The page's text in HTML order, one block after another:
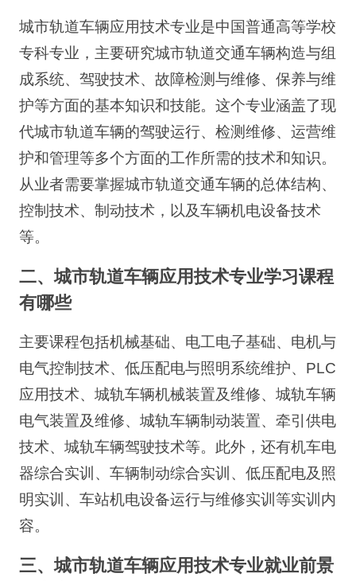
城市轨道车辆应用技术专业是中国普通高等学校
专科专业，主要研究城市轨道交通车辆构造与组
成系统、驾驶技术、故障检测与维修、保养与维
护等方面的基本知识和技能。这个专业涵盖了现
代城市轨道车辆的驾驶运行、检测维修、运营维
护和管理等多个方面的工作所需的技术和知识。
从业者需要掌握城市轨道交通车辆的总体结构、
控制技术、制动技术，以及车辆机电设备技术
等。
二、城市轨道车辆应用技术专业学习课程
有哪些
主要课程包括机械基础、电工电子基础、电机与
电气控制技术、低压配电与照明系统维护、PLC
应用技术、城轨车辆机械装置及维修、城轨车辆
电气装置及维修、城轨车辆制动装置、牵引供电
技术、城轨车辆驾驶技术等。此外，还有机车电
器综合实训、车辆制动综合实训、低压配电及照
明实训、车站机电设备运行与维修实训等实训内
容。
三、城市轨道车辆应用技术专业就业前景